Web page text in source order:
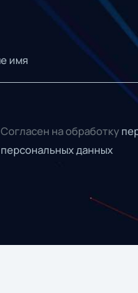
Согласен на обработку
персональных данных